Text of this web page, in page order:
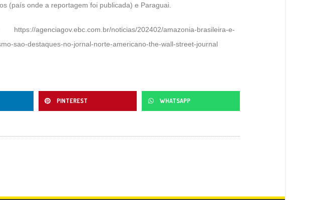
(país onde a reportagem foi publicada) e Paraguai.
https://agenciagov.ebc.com.br/noticias/202402/amazonia-brasileira-e-
sao-destaques-no-jornal-norte-americano-the-wall-street-journal
PINTEREST WHATSAPP